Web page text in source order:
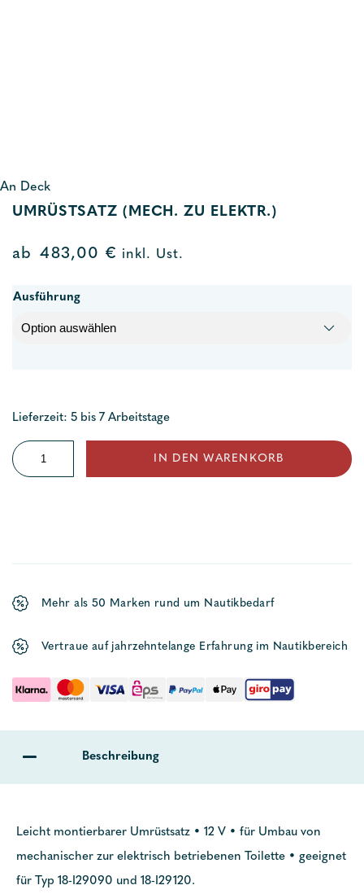
An Deck
UMRÜSTSATZ (MECH. ZU ELEKTR.)
ab 483,00 € inkl. Ust.
Ausführung
Lieferzeit: 5 bis 7 Arbeitstage
Umrüstsatz
(mech.
IN DEN WARENKORB
Mehr als 50 Marken rund um Nautikbedarf
Vertraue auf jahrzehntelange Erfahrung im Nautikbereich
Beschreibung
Leicht montierbarer Umrüstsatz • 12 V • für Umbau von
mechanischer zur elektrisch betriebenen Toilette • geeignet
für Typ 18-I29090 und 18-I29120.